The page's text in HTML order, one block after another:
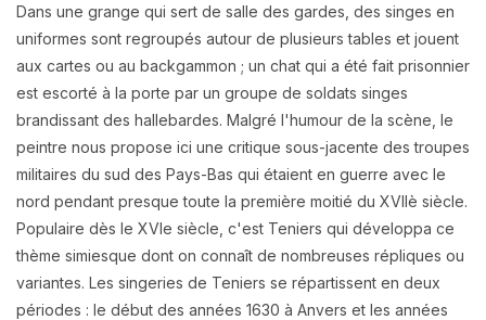
Dans une grange qui sert de salle des gardes, des singes en
uniformes sont regroupés autour de plusieurs tables et jouent
aux cartes ou au backgammon ; un chat qui a été fait prisonnier
est escorté à la porte par un groupe de soldats singes
brandissant des hallebardes. Malgré l'humour de la scène, le
peintre nous propose ici une critique sous-jacente des troupes
militaires du sud des Pays-Bas qui étaient en guerre avec le
nord pendant presque toute la première moitié du XVIIè siècle.
Populaire dès le XVIe siècle, c'est Teniers qui développa ce
thème simiesque dont on connaît de nombreuses répliques ou
variantes. Les singeries de Teniers se répartissent en deux
périodes : le début des années 1630 à Anvers et les années